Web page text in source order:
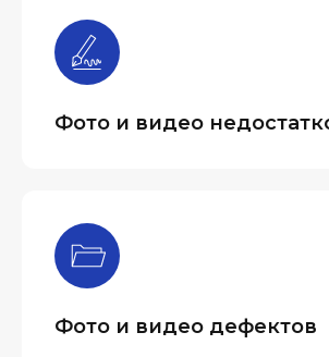
Фото и видео
Фото и видео дефектов